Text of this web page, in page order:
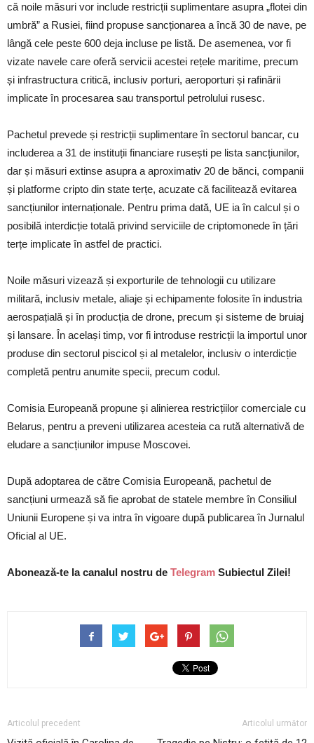
că noile măsuri vor include restricții suplimentare asupra „flotei din
umbră” a Rusiei, fiind propuse sancționarea a încă 30 de nave, pe
lângă cele peste 600 deja incluse pe listă. De asemenea, vor fi
vizate navele care oferă servicii acestei rețele maritime, precum
și infrastructura critică, inclusiv porturi, aeroporturi și rafinării
implicate în procesarea sau transportul petrolului rusesc.
Pachetul prevede și restricții suplimentare în sectorul bancar, cu
includerea a 31 de instituții financiare rusești pe lista sancțiunilor,
dar și măsuri extinse asupra a aproximativ 20 de bănci, companii
și platforme cripto din state terțe, acuzate că facilitează evitarea
sancțiunilor internaționale. Pentru prima dată, UE ia în calcul și o
posibilă interdicție totală privind serviciile de criptomonede în țări
terțe implicate în astfel de practici.
Noile măsuri vizează și exporturile de tehnologii cu utilizare
militară, inclusiv metale, aliaje și echipamente folosite în industria
aerospațială și în producția de drone, precum și sisteme de bruiaj
și lansare. În același timp, vor fi introduse restricții la importul unor
produse din sectorul piscicol și al metalelor, inclusiv o interdicție
completă pentru anumite specii, precum codul.
Comisia Europeană propune și alinierea restricțiilor comerciale cu
Belarus, pentru a preveni utilizarea acesteia ca rută alternativă de
eludare a sancțiunilor impuse Moscovei.
După adoptarea de către Comisia Europeană, pachetul de
sancțiuni urmează să fie aprobat de statele membre în Consiliul
Uniunii Europene și va intra în vigoare după publicarea în Jurnalul
Oficial al UE.
Abonează-te la canalul nostru de Telegram Subiectul Zilei!
Articolul precedent Articolul următor